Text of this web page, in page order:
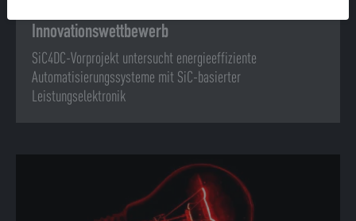
Innovationswettbewerb
SiC4DC-Vorprojekt untersucht energieeffiziente
Automatisierungssysteme mit SiC-basierter
Leistungselektronik